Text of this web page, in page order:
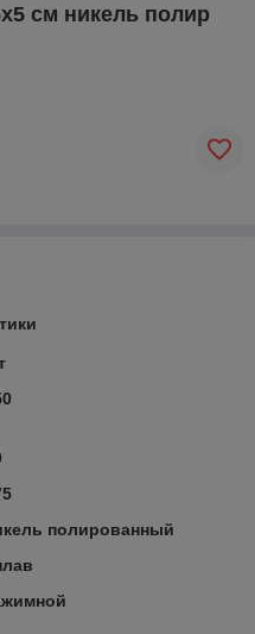
см никель полир
полированный